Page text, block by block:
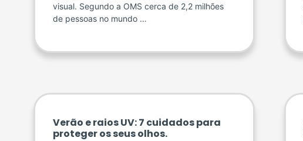
visual. Segundo a OMS cerca de 2,2 milhões
de pessoas no mundo …
Verão e raios UV: 7 cuidados para
proteger os seus olhos.